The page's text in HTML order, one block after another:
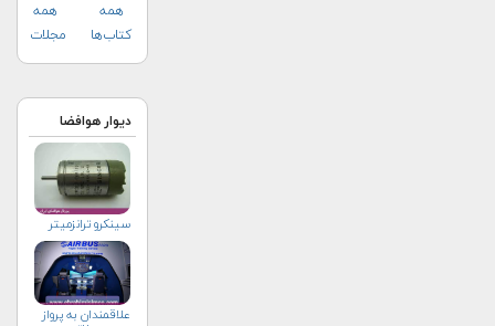
همه
کتاب‌ها
همه
مجلات
دیوار هوافضا
سینکرو ترانزمیتر
علاقمندان به پرواز